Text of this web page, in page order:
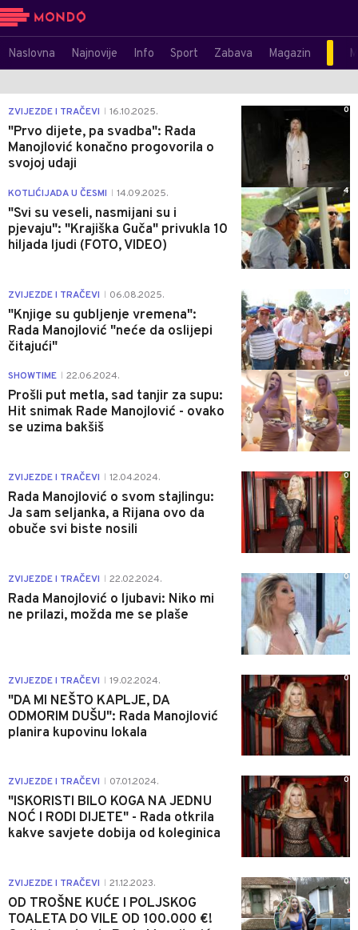
Naslovna Najnovije Info Sport Zabava Magazin
ZVIJEZDE I TRAČEVI 16.10.2025.
"Prvo dijete, pa svadba": Rada
Manojlović konačno progovorila o
svojoj udaji
0
KOTLIĆIJADA U ČESMI 14.09.2025.
"Svi su veseli, nasmijani su i
pjevaju": "Krajiška Guča" privukla 10
hiljada ljudi (FOTO, VIDEO)
4
ZVIJEZDE I TRAČEVI 06.08.2025.
"Knjige su gubljenje vremena":
Rada Manojlović "neće da oslijepi
čitajući"
SHOWTIME 22.06.2024.
Prošli put metla, sad tanjir za supu:
Hit snimak Rade Manojlović - ovako
se uzima bakšiš
0
ZVIJEZDE I TRAČEVI 12.04.2024.
Rada Manojlović o svom stajlingu:
Ja sam seljanka, a Rijana ovo da
obuče svi biste nosili
0
ZVIJEZDE I TRAČEVI 22.02.2024.
Rada Manojlović o ljubavi: Niko mi
ne prilazi, možda me se plaše
0
ZVIJEZDE I TRAČEVI 19.02.2024.
"DA MI NEŠTO KAPLJE, DA
ODMORIM DUŠU": Rada Manojlović
planira kupovinu lokala
0
ZVIJEZDE I TRAČEVI 07.01.2024.
"ISKORISTI BILO KOGA NA JEDNU
NOĆ I RODI DIJETE" - Rada otkrila
kakve savjete dobija od koleginica
0
ZVIJEZDE I TRAČEVI 21.12.2023.
OD TROŠNE KUĆE I POLJSKOG
TOALETA DO VILE OD 100.000 €!
0